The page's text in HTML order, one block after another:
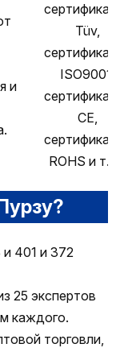
и
Tüv,
ISO9001,
CE,
ROHS и т.
и 401 и 372
25 экспертов
каждого.
торговли,